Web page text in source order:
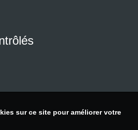
sur ce site pour améliorer votre